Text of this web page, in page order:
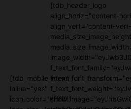
[tdb_mobile_menu
inline="yes"
icon_color="#ffffff"
[tdb_header_logo
align_horiz="content-
align_vert="content-